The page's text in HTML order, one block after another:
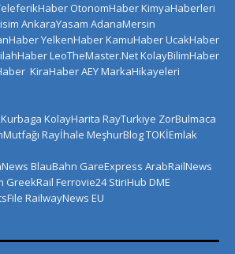
OtonomHaberKimyaHaberleri
AnkaraYasam AdanaMersin
YelkenHaberKamuHaberUcakHaber
LeoTheMaster.NetKolayBilimHaber
KiraHaberAEYMarkaHikayeleri
KolayHarita RayTurkiye ZorBulmaca
Rayİhale MeşhurBlogTOKİEmlak
BlauBahn GareExpress ArabRailNews
GreekRail Ferrovie24 StiriHub DME
RailwayNews EU